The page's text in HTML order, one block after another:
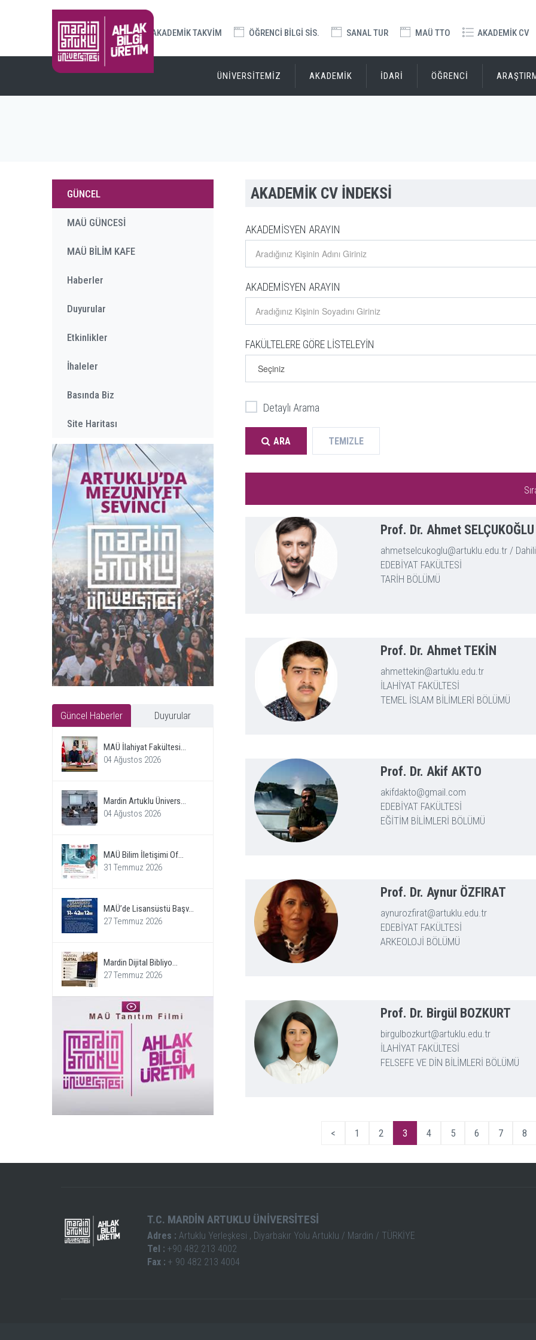
AKADEMİK TAKVİM ÖĞRENCİ BİLGİ SİS. SANAL TUR MAÜ TTO AKADEMİK CV
ÜNİVERSİTEMİZ AKADEMİK İDARİ ÖĞRENCİ
AKADEMİK CV İNDEKSİ
AKADEMİSYEN ARAYIN
AKADEMİSYEN ARAYIN
FAKÜLTELERE GÖRE LİSTELEYİN
Detaylı Arama
ARA TEMIZLE
Prof. Dr. Ahmet SELÇUKOĞLU
ahmetselcukoglu@artuklu.edu.tr /
EDEBİYAT FAKÜLTESİ
TARİH BÖLÜMÜ
Prof. Dr. Ahmet TEKİN
ahmettekin@artuklu.edu.tr
İLAHİYAT FAKÜLTESİ
TEMEL İSLAM BİLİMLERİ BÖLÜMÜ
Prof. Dr. Akif AKTO
akifdakto@gmail.com
EDEBİYAT FAKÜLTESİ
EĞİTİM BİLİMLERİ BÖLÜMÜ
Prof. Dr. Aynur ÖZFIRAT
aynurozfirat@artuklu.edu.tr
EDEBİYAT FAKÜLTESİ
ARKEOLOJİ BÖLÜMÜ
Prof. Dr. Birgül BOZKURT
birgulbozkurt@artuklu.edu.tr
İLAHİYAT FAKÜLTESİ
FELSEFE VE DİN BİLİMLERİ BÖLÜMÜ
< 1 2 3 4 5 6 7 8
GÜNCEL
MAÜ GÜNCESİ
MAÜ BİLİM KAFE
Haberler
Duyurular
Etkinlikler
İhaleler
Basında Biz
Site Haritası
Güncel Haberler Duyurular
MAÜ İlahiyat Fakültesi...
04 Ağustos 2026
Mardin Artuklu Ünivers...
04 Ağustos 2026
MAÜ Bilim İletişimi Of...
31 Temmuz 2026
MAÜ’de Lisansüstü Başv...
27 Temmuz 2026
Mardin Dijital Bibliyo...
27 Temmuz 2026
T.C. MARDİN ARTUKLU ÜNİVERSİTESİ
Adres : Artuklu Yerleşkesi , Diyarbakır Yolu Artuklu / Mardin / TÜRKİYE
Tel : +90 482 213 4002
Fax : + 90 482 213 4004